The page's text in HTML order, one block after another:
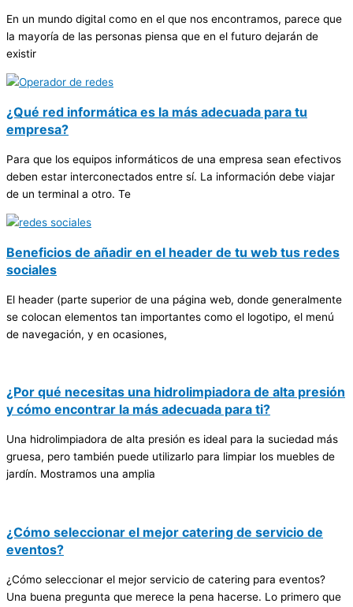
En un mundo digital como en el que nos encontramos, parece que
la mayoría de las personas piensa que en el futuro dejarán de
existir
¿Qué red informática es la más adecuada para tu
empresa?
Para que los equipos informáticos de una empresa sean efectivos
deben estar interconectados entre sí. La información debe viajar
de un terminal a otro. Te
Beneficios de añadir en el header de tu web tus redes
sociales
El header (parte superior de una página web, donde generalmente
se colocan elementos tan importantes como el logotipo, el menú
de navegación, y en ocasiones,
¿Por qué necesitas una hidrolimpiadora de alta presión
y cómo encontrar la más adecuada para ti?
Una hidrolimpiadora de alta presión es ideal para la suciedad más
gruesa, pero también puede utilizarlo para limpiar los muebles de
jardín. Mostramos una amplia
¿Cómo seleccionar el mejor catering de servicio de
eventos?
¿Cómo seleccionar el mejor servicio de catering para eventos?
Una buena pregunta que merece la pena hacerse. Lo primero que